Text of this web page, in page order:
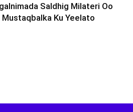
Saldhig Milateri Oo
Mustaqbalka Ku Yeelato